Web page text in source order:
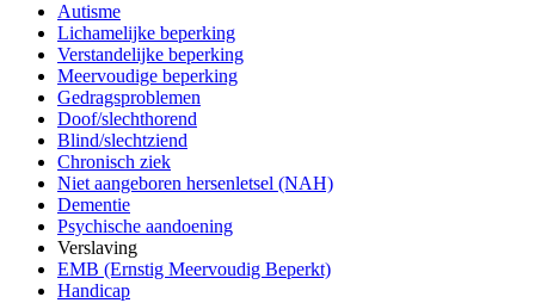
Autisme
Lichamelijke beperking
Verstandelijke beperking
Meervoudige beperking
Gedragsproblemen
Doof/slechthorend
Blind/slechtziend
Chronisch ziek
Niet aangeboren hersenletsel (NAH)
Dementie
Psychische aandoening
Verslaving
EMB (Ernstig Meervoudig Beperkt)
Handicap